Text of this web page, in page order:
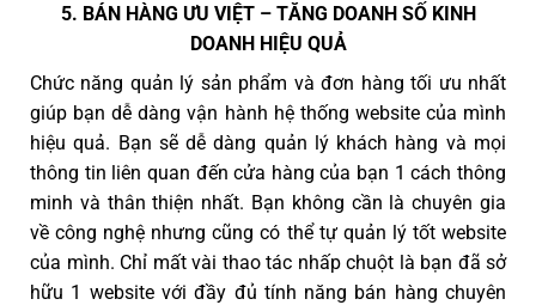
5. BÁN HÀNG ƯU VIỆT – TĂNG DOANH SỐ KINH
DOANH HIỆU QUẢ
Chức năng quản lý sản phẩm và đơn hàng tối ưu nhất
giúp bạn dễ dàng vận hành hệ thống website của mình
hiệu quả. Bạn sẽ dễ dàng quản lý khách hàng và mọi
thông tin liên quan đến cửa hàng của bạn 1 cách thông
minh và thân thiện nhất. Bạn không cần là chuyên gia
về công nghệ nhưng cũng có thể tự quản lý tốt website
của mình. Chỉ mất vài thao tác nhấp chuột là bạn đã sở
hữu 1 website với đầy đủ tính năng bán hàng chuyên